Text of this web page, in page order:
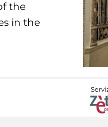
the
in the